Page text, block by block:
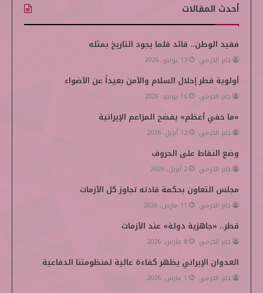
س
ب
و
ك
ي
ت
ر
ن
ك
إ
ن
ت
ي
ب
k
e
أحدث المقالات
فقيد الوطن.. قائد قلما يجود التاريخ بمثله
جابر الحرمي 13 يوليو, 2026
أولوية قطر إحلال السلام والأمن بعيداً عن الأضواء
جابر الحرمي 16 يونيو, 2026
«ما خفي أعظم» يفضح المزاعم الإيرانية
جابر الحرمي 12 أبريل, 2026
وضع النقاط على الحروف
جابر الحرمي 2 أبريل, 2026
مجلس التعاون بحكمة قادته تجاوز كل الأزمات
جابر الحرمي 11 مارس, 2026
قطر.. «جاهزية دولة» عند الأزمات
جابر الحرمي 8 مارس, 2026
العدوان الإيراني يظهر كفاءة عالية لمنظومتنا الدفاعية
جابر الحرمي 1 مارس, 2026